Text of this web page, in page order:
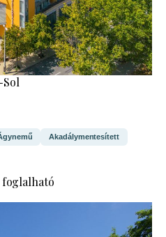
Akadálymentesített